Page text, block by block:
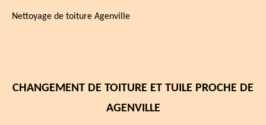
Nettoyage de toiture Agenville
CHANGEMENT DE TOITURE ET TUILE PROCHE DE
AGENVILLE